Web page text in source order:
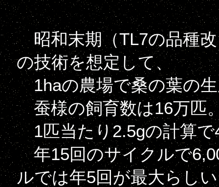
昭和末期（TL7の品種改
の技術を想定して、
1haの農場で桑の葉の生
蚕様の飼育数は16万匹
1匹当たり2.5gの計算で
年15回のサイクルで
ルでは年5回が最大らし